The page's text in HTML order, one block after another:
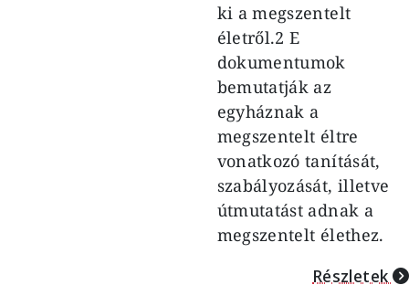
ki a megszentelt
életről.2 E
dokumentumok
bemutatják az
egyháznak a
megszentelt éltre
vonatkozó tanítását,
szabályozását, illetve
útmutatást adnak a
megszentelt élethez.
Részletek